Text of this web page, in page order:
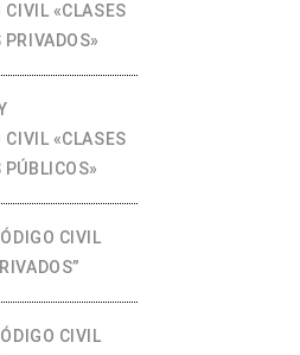
«CLASES
PRIVADOS»
«CLASES
PÚBLICOS»
CIVIL
CIVIL